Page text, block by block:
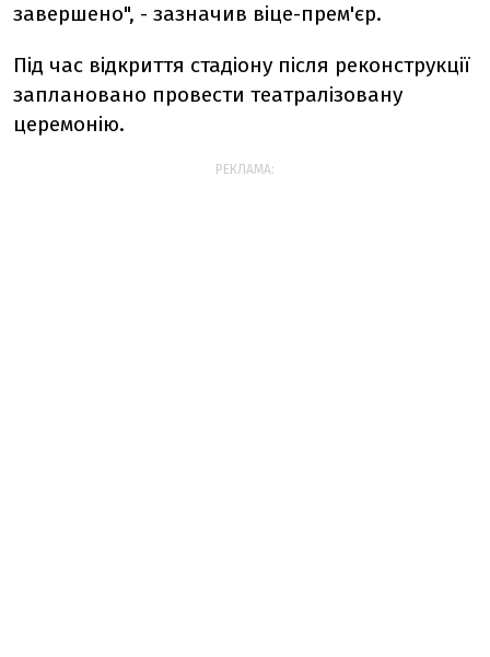
завершено", - зазначив віце-прем'єр.
Під час відкриття стадіону після реконструкції
заплановано провести театралізовану
церемонію.
РЕКЛАМА: